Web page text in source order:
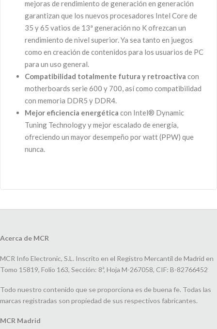
mejoras de rendimiento de generación en generación
garantizan que los nuevos procesadores Intel Core de
35 y 65 vatios de 13ª generación no K ofrezcan un
rendimiento de nivel superior. Ya sea tanto en juegos
como en creación de contenidos para los usuarios de PC
para un uso general.
Compatibilidad totalmente futura y retroactiva con
motherboards serie 600 y 700, así como compatibilidad
con memoria DDR5 y DDR4.
Mejor eficiencia energética con Intel® Dynamic
Tuning Technology y mejor escalado de energía,
ofreciendo un mayor desempeño por watt (PPW) que
nunca.
Acerca de MCR
MCR Info Electronic, S.L. Inscrito en el Registro Mercantil de Madrid en
Tomo 15819, Folio 163, Sección: 8ª, Hoja M-267058, CIF: B-82766452
Todo nuestro contenido que se proporciona es de buena fe. Todas las
marcas registradas son propiedad de sus respectivos fabricantes.
MCR Madrid